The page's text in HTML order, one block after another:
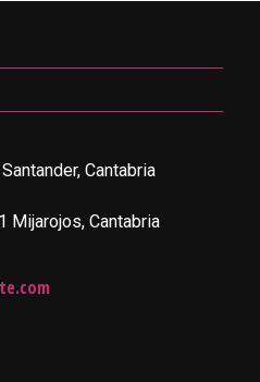
Cantabria
Mijarojos, Cantabria